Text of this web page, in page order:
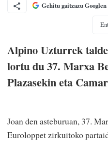
Gehitu gaitzazu Googlen
Alpino Uzturrek
lortu du 37. Marxa
Plazasekin eta
Joan den asteburuan, 37.
Euroloppet zirkuitoko